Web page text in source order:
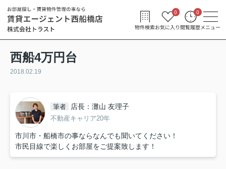
物件検索お気に入り
0
閲覧履歴
0
メニュー
西船4万円台
2018.02.19
筆者 店長：灘山 友理子
不動産キャリア20年
市川市・船橋市の事ならなんでも聞いてください！
市民目線で楽しくお部屋をご提案致します！